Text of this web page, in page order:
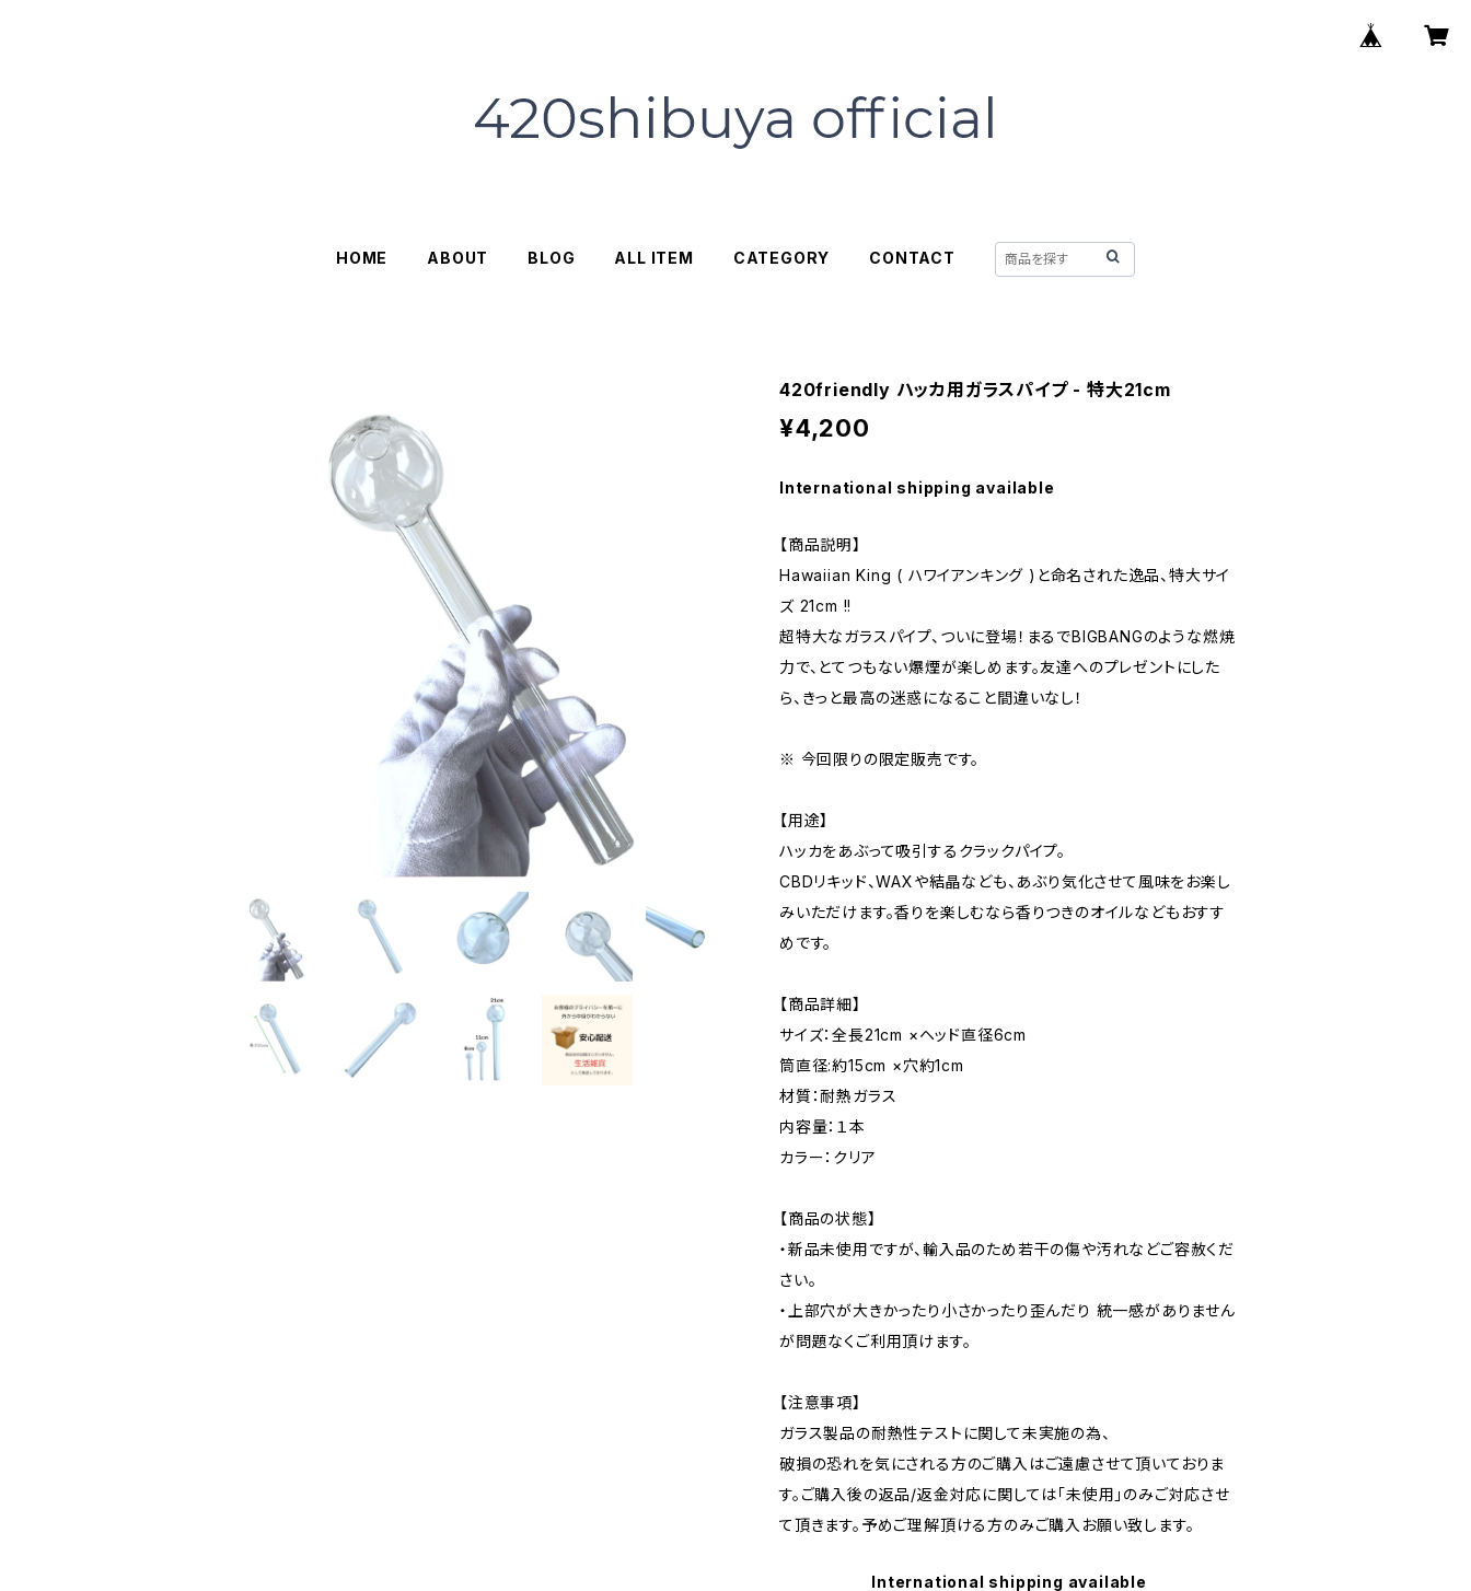
HOME ABOUT BLOG ALL ITEM CATEGORY CONTACT
420friendly ハッカ用ガラスパイプ - 特大21cm
¥4,200
International shipping available
【商品説明】
Hawaiian King ( ハワイアンキング )と命名された逸品、特大サイ
ズ 21cm !!
超特大なガラスパイプ、ついに登場！まるでBIGBANGのような燃焼
力で、とてつもない爆煙が楽しめます。友達へのプレゼントにした
ら、きっと最高の迷惑になること間違いなし！
※ 今回限りの限定販売です。
【用途】
ハッカをあぶって吸引するクラックパイプ。
CBDリキッド、WAXや結晶なども、あぶり気化させて風味をお楽し
みいただけます。香りを楽しむなら香りつきのオイルなどもおすす
めです。
【商品詳細】
サイズ：全長21cm ×ヘッド直径6cm
筒直径:約15cm ×穴約1cm
材質：耐熱ガラス
内容量：１本
カラー：クリア
【商品の状態】
・新品未使用ですが、輸入品のため若干の傷や汚れなどご容赦くだ
さい。
・上部穴が大きかったり小さかったり歪んだり 統一感がありません
が問題なくご利用頂けます。
【注意事項】
ガラス製品の耐熱性テストに関して未実施の為、
破損の恐れを気にされる方のご購入はご遠慮させて頂いておりま
す。ご購入後の返品/返金対応に関しては「未使用」のみご対応させ
て頂きます。予めご理解頂ける方のみご購入お願い致します。
International shipping available